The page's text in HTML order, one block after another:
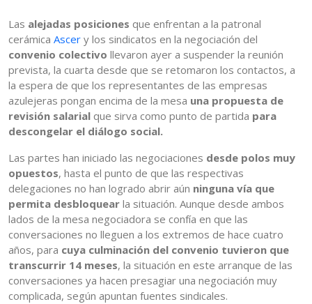
Las alejadas posiciones que enfrentan a la patronal
cerámica Ascer y los sindicatos en la negociación del
convenio colectivo llevaron ayer a suspender la reunión
prevista, la cuarta desde que se retomaron los contactos, a
la espera de que los representantes de las empresas
azulejeras pongan encima de la mesa una propuesta de
revisión salarial que sirva como punto de partida para
descongelar el diálogo social.
Las partes han iniciado las negociaciones desde polos muy
opuestos, hasta el punto de que las respectivas
delegaciones no han logrado abrir aún ninguna vía que
permita desbloquear la situación. Aunque desde ambos
lados de la mesa negociadora se confía en que las
conversaciones no lleguen a los extremos de hace cuatro
años, para cuya culminación del convenio tuvieron que
transcurrir 14 meses, la situación en este arranque de las
conversaciones ya hacen presagiar una negociación muy
complicada, según apuntan fuentes sindicales.